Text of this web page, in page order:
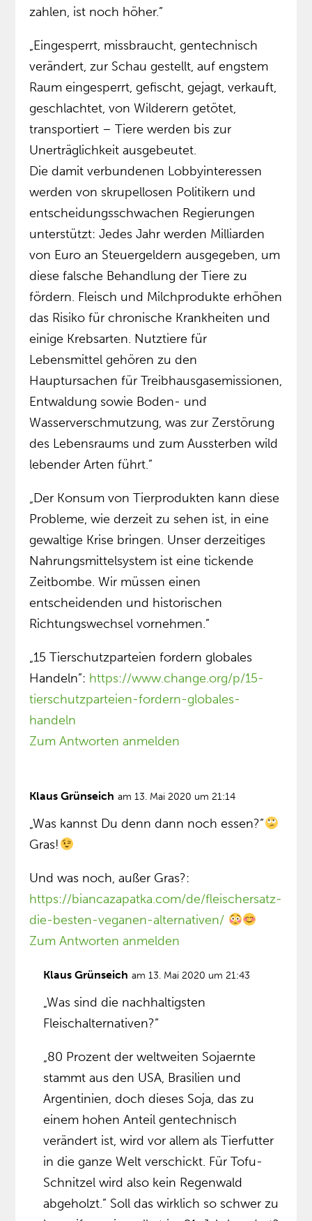
zahlen, ist noch höher.”
„Eingesperrt, missbraucht, gentechnisch
verändert, zur Schau gestellt, auf engstem
Raum eingesperrt, gefischt, gejagt, verkauft,
geschlachtet, von Wilderern getötet,
transportiert – Tiere werden bis zur
Unerträglichkeit ausgebeutet.
Die damit verbundenen Lobbyinteressen
werden von skrupellosen Politikern und
entscheidungsschwachen Regierungen
unterstützt: Jedes Jahr werden Milliarden
von Euro an Steuergeldern ausgegeben, um
diese falsche Behandlung der Tiere zu
fördern. Fleisch und Milchprodukte erhöhen
das Risiko für chronische Krankheiten und
einige Krebsarten. Nutztiere für
Lebensmittel gehören zu den
Hauptursachen für Treibhausgasemissionen,
Entwaldung sowie Boden- und
Wasserverschmutzung, was zur Zerstörung
des Lebensraums und zum Aussterben wild
lebender Arten führt.”
„Der Konsum von Tierprodukten kann diese
Probleme, wie derzeit zu sehen ist, in eine
gewaltige Krise bringen. Unser derzeitiges
Nahrungsmittelsystem ist eine tickende
Zeitbombe. Wir müssen einen
entscheidenden und historischen
Richtungswechsel vornehmen.”
„15 Tierschutzparteien fordern globales
Handeln”: https://www.change.org/p/15-
tierschutzparteien-fordern-globales-
handeln
Zum Antworten anmelden
Klaus Grünseich am 13. Mai 2020 um 21:14
„Was kannst Du denn dann noch essen?”
Gras!
Und was noch, außer Gras?:
https://biancazapatka.com/de/fleischersatz-
die-besten-veganen-alternativen/
Zum Antworten anmelden
Klaus Grünseich am 13. Mai 2020 um 21:43
„Was sind die nachhaltigsten
Fleischalternativen?”
„80 Prozent der weltweiten Sojaernte
stammt aus den USA, Brasilien und
Argentinien, doch dieses Soja, das zu
einem hohen Anteil gentechnisch
verändert ist, wird vor allem als Tierfutter
in die ganze Welt verschickt. Für Tofu-
Schnitzel wird also kein Regenwald
abgeholzt.” Soll das wirklich so schwer zu